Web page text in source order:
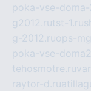
poka-vse-doma-
g2012.rutst-1.ru
g-2012.ruops-
poka-vse-
tehosmotre.ru
raytor-d.ru